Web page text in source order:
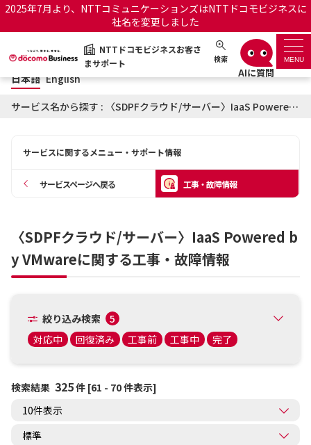
2025年7月より、NTTコミュニケーションズはNTTドコモビジネスに
社名を変更しました
NTTドコモビジネスお客さ
まサポート
検索 MENU
NTTドコモビジネスお客さまサポート 日本語 English
サポートトップ
OCNのお客さまはこちら
工事・故障情報通知サー
ビス
日本語 English
サービス名から探す : 〈SDPFクラウド/サーバー〉IaaS Powered by VMwareに関する工事・故障情報
サービスに関するメニュー・サポート情報
サービスページへ戻る 工事・故障情報
〈SDPFクラウド/サーバー〉IaaS Powered b
y VMwareに関する工事・故障情報
絞り込み検索
5
対応中
回復済み 工事前 工事中 完了
検索結果 325件 [61 - 70 件表示]